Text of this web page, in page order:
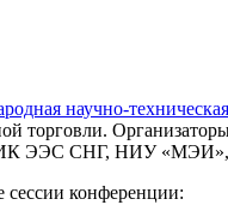
научно-
торговли.
ЭЭС СНГ, НИУ «МЭИ»,
сессии конференции: